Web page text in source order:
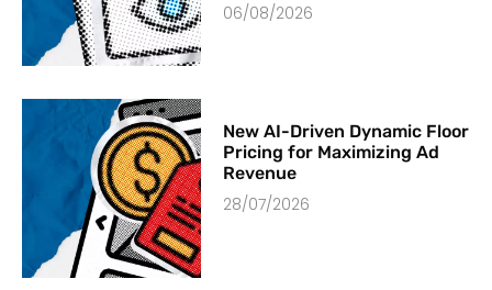
06/08/2026
New AI-Driven Dynamic Floor
Pricing for Maximizing Ad
Revenue
28/07/2026